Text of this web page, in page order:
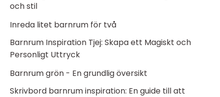
och stil
Inreda litet barnrum för två
Barnrum Inspiration Tjej: Skapa ett Magiskt och
Personligt Uttryck
Barnrum grön - En grundlig översikt
Skrivbord barnrum inspiration: En guide till att